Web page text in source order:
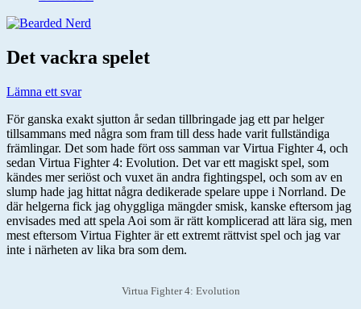
Det vackra spelet
Lämna ett svar
För ganska exakt sjutton år sedan tillbringade jag ett par helger
tillsammans med några som fram till dess hade varit fullständiga
främlingar. Det som hade fört oss samman var Virtua Fighter 4, och
sedan Virtua Fighter 4: Evolution. Det var ett magiskt spel, som
kändes mer seriöst och vuxet än andra fightingspel, och som av en
slump hade jag hittat några dedikerade spelare uppe i Norrland. De
där helgerna fick jag ohyggliga mängder smisk, kanske eftersom jag
envisades med att spela Aoi som är rätt komplicerad att lära sig, men
mest eftersom Virtua Fighter är ett extremt rättvist spel och jag var
inte i närheten av lika bra som dem.
Virtua Fighter 4: Evolution